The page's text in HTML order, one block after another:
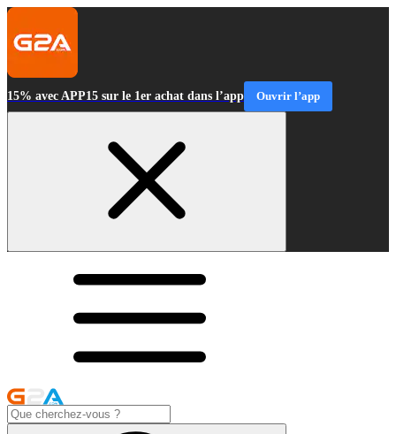
15% avec APP15 sur le 1er achat dans l’app Ouvrir l’app